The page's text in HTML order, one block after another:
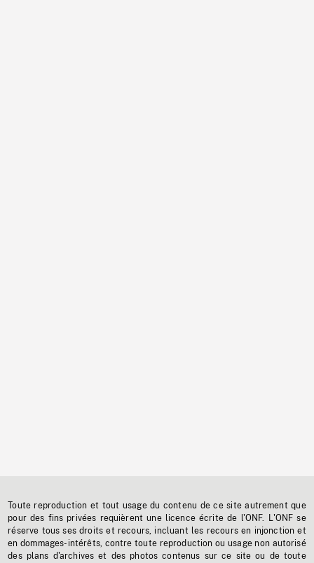
Toute reproduction et tout usage du contenu de ce site autrement que
pour des fins privées requièrent une licence écrite de l'ONF. L'ONF se
réserve tous ses droits et recours, incluant les recours en injonction et
en dommages-intérêts, contre toute reproduction ou usage non autorisé
des plans d'archives et des photos contenus sur ce site ou de toute